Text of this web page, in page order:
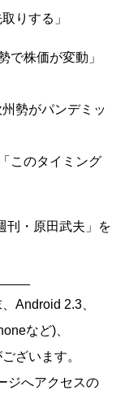
りする」
で株価が変動」
勢がパンデミッ
このタイミング
刊・原田武夫」を
Android 2.3、
など)、
ざいます。
ジへアクセスの